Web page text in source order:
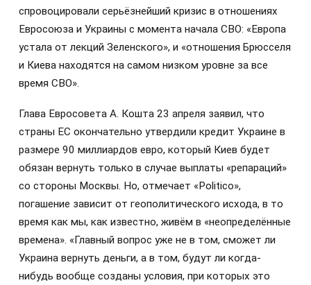
спровоцировали серьёзнейший кризис в отношениях
Евросоюза и Украины с момента начала СВО: «Европа
устала от лекций Зеленского», и «отношения Брюсселя
и Киева находятся на самом низком уровне за все
время СВО».
Глава Евросовета А. Кошта 23 апреля заявил, что
страны ЕС окончательно утвердили кредит Украине в
размере 90 миллиардов евро, который Киев будет
обязан вернуть только в случае выплаты «репараций»
со стороны Москвы. Но, отмечает «Рolitico»,
погашение зависит от геополитического исхода, в то
время как мы, как известно, живём в «неопределённые
времена». «Главный вопрос уже не в том, сможет ли
Украина вернуть деньги, а в том, будут ли когда-
нибудь вообще созданы условия, при которых это